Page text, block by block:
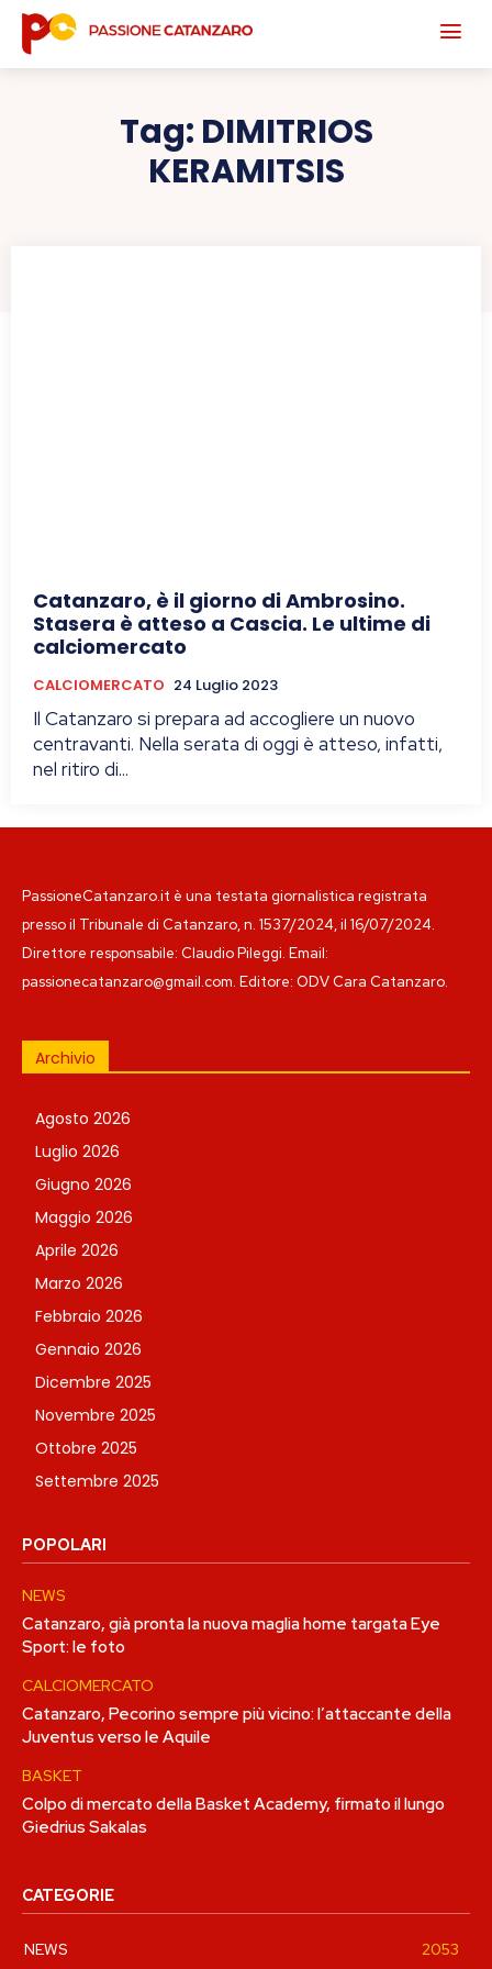
Tag: DIMITRIOS
KERAMITSIS
Catanzaro, è il giorno di Ambrosino.
Stasera è atteso a Cascia. Le ultime di
calciomercato
CALCIOMERCATO 24 Luglio 2023
Il Catanzaro si prepara ad accogliere un nuovo
centravanti. Nella serata di oggi è atteso, infatti,
nel ritiro di...
PassioneCatanzaro.it è una testata giornalistica registrata
presso il Tribunale di Catanzaro, n. 1537/2024, il 16/07/2024.
Direttore responsabile: Claudio Pileggi. Email:
passionecatanzaro@gmail.com. Editore: ODV Cara Catanzaro.
Archivio
Agosto 2026
Luglio 2026
Giugno 2026
Maggio 2026
Aprile 2026
Marzo 2026
Febbraio 2026
Gennaio 2026
Dicembre 2025
Novembre 2025
Ottobre 2025
Settembre 2025
POPOLARI
NEWS
Catanzaro, già pronta la nuova maglia home targata Eye
Sport: le foto
CALCIOMERCATO
Catanzaro, Pecorino sempre più vicino: l’attaccante della
Juventus verso le Aquile
BASKET
Colpo di mercato della Basket Academy, firmato il lungo
Giedrius Sakalas
CATEGORIE
NEWS 2053